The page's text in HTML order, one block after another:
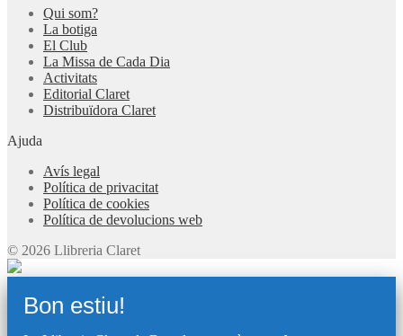
Qui som?
La botiga
El Club
La Missa de Cada Dia
Activitats
Editorial Claret
Distribuïdora Claret
Ajuda
Avís legal
Política de privacitat
Política de cookies
Política de devolucions web
© 2026 Llibreria Claret
Bon estiu!